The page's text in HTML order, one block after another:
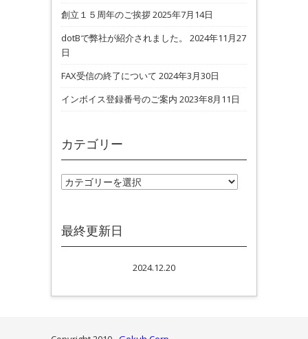
創立１５周年のご挨拶2025年7月14日
dotBで弊社が紹介されました。
2024年11月27
日
FAX受信の終了について 2024年3月30日
インボイス登録番号のご案内 2023年8月11日
カテゴリー
カテゴリー
最終更新日
2024.12.20